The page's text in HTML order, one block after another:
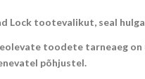
Lock tootevalikut, seal
toodete tarneaeg
põhjustel.